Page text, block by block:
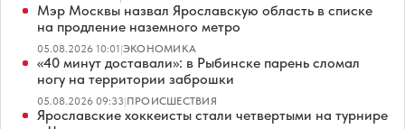
Мэр Москвы назвал Ярославскую область в списке
на продление наземного метро
05.08.2026 10:01|ЭКОНОМИКА
«40 минут доставали»: в Рыбинске парень сломал
ногу на территории заброшки
05.08.2026 09:33|ПРОИСШЕСТВИЯ
Ярославские хоккеисты стали четвертыми на турнире